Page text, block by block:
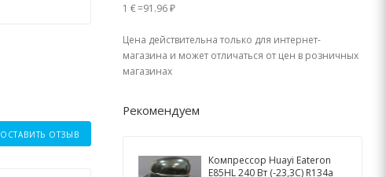
ОСТАВИТЬ ОТЗЫВ
1 €=91.96 ₽
Цена действительна только для интернет-
магазина и может отличаться от цен в розничных
магазинах
Рекомендуем
Компрессор Huayi Eateron
E85HL 240 Вт (-23,3C) R134a